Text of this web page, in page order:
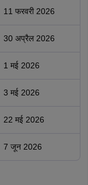
11 फरवरी 2026
30 अप्रैल 2026
1 मई 2026
3 मई 2026
22 मई 2026
7 जून 2026